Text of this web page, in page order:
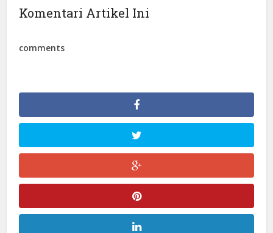
Komentari Artikel Ini
comments